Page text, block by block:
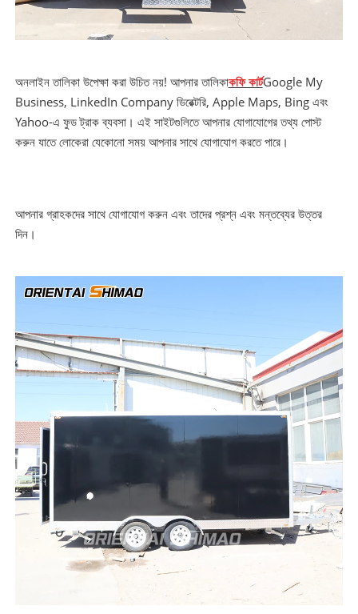
অনলাইন তালিকা উপেক্ষা করা উচিত নয়! আপনার তালিকাকফি কার্টGoogle My
Business, LinkedIn Company ডিরেক্টরি, Apple Maps, Bing এবং
Yahoo-এ ফুড ট্রাক ব্যবসা। এই সাইটগুলিতে আপনার যোগাযোগের তথ্য পোস্ট
করুন যাতে লোকেরা যেকোনো সময় আপনার সাথে যোগাযোগ করতে পারে।
আপনার গ্রাহকদের সাথে যোগাযোগ করুন এবং তাদের প্রশ্ন এবং মন্তব্যের উত্তর
দিন।